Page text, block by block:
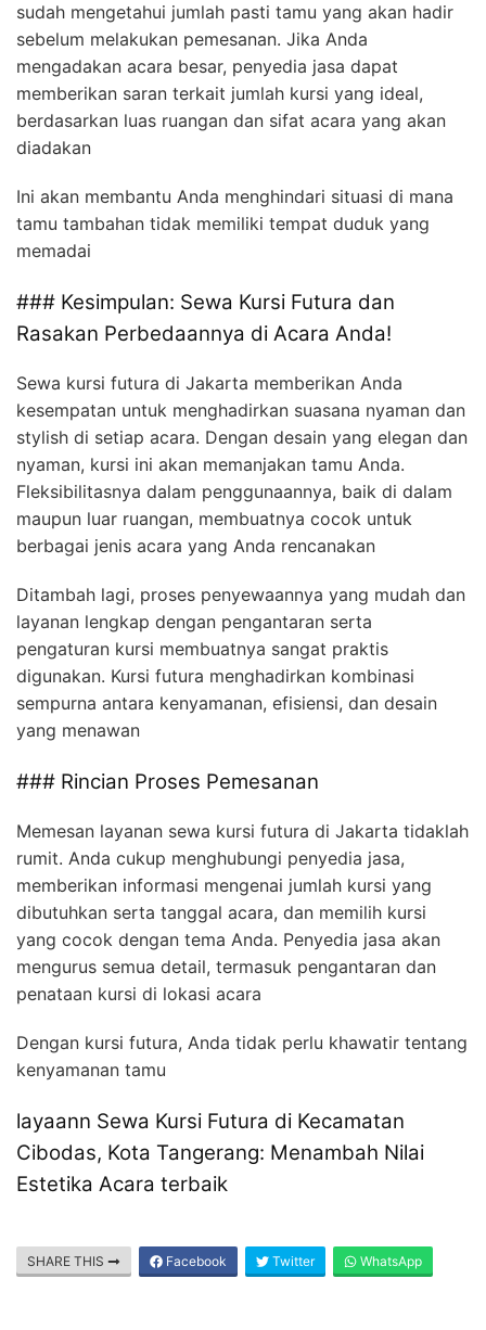
sudah mengetahui jumlah pasti tamu yang akan hadir
sebelum melakukan pemesanan. Jika Anda
mengadakan acara besar, penyedia jasa dapat
memberikan saran terkait jumlah kursi yang ideal,
berdasarkan luas ruangan dan sifat acara yang akan
diadakan
Ini akan membantu Anda menghindari situasi di mana
tamu tambahan tidak memiliki tempat duduk yang
memadai
### Kesimpulan: Sewa Kursi Futura dan
Rasakan Perbedaannya di Acara Anda!
Sewa kursi futura di Jakarta memberikan Anda
kesempatan untuk menghadirkan suasana nyaman dan
stylish di setiap acara. Dengan desain yang elegan dan
nyaman, kursi ini akan memanjakan tamu Anda.
Fleksibilitasnya dalam penggunaannya, baik di dalam
maupun luar ruangan, membuatnya cocok untuk
berbagai jenis acara yang Anda rencanakan
Ditambah lagi, proses penyewaannya yang mudah dan
layanan lengkap dengan pengantaran serta
pengaturan kursi membuatnya sangat praktis
digunakan. Kursi futura menghadirkan kombinasi
sempurna antara kenyamanan, efisiensi, dan desain
yang menawan
### Rincian Proses Pemesanan
Memesan layanan sewa kursi futura di Jakarta tidaklah
rumit. Anda cukup menghubungi penyedia jasa,
memberikan informasi mengenai jumlah kursi yang
dibutuhkan serta tanggal acara, dan memilih kursi
yang cocok dengan tema Anda. Penyedia jasa akan
mengurus semua detail, termasuk pengantaran dan
penataan kursi di lokasi acara
Dengan kursi futura, Anda tidak perlu khawatir tentang
kenyamanan tamu
layaann Sewa Kursi Futura di Kecamatan
Cibodas, Kota Tangerang: Menambah Nilai
Estetika Acara terbaik
SHARE THIS Facebook Twitter WhatsApp